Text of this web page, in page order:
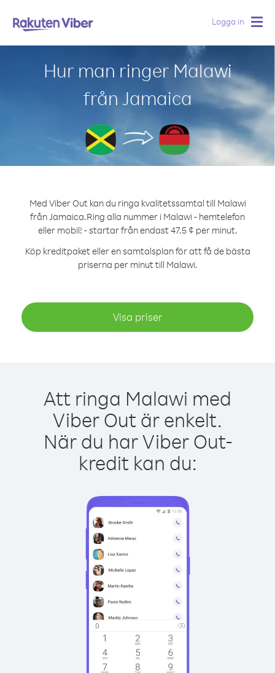
Logga in
Hur man ringer Malawi
från Jamaica
Med Viber Out kan du ringa kvalitetssamtal till Malawi
från Jamaica.Ring alla nummer i Malawi - hemtelefon
eller mobil! - startar från endast 47.5 ¢ per minut.
Köp kreditpaket eller en samtalsplan för att få de bästa
priserna per minut till Malawi.
Visa priser
Att ringa Malawi med
Viber Out är enkelt.
När du har Viber Out-
kredit kan du: